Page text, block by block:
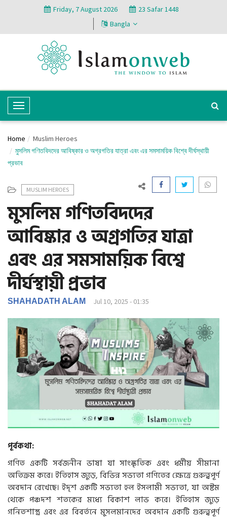
Friday, 7 August 2026
23 Safar 1448
Bangla
T
o
g
l
e
a
v
i
g
a
t
o
n
Home
Muslim Heroes
মুসলিম গণিতবিদদের আবিষ্কার ও অগ্রগতির যাত্রা এবং এর সমসাময়িক বিশ্বে দীর্ঘস্থায়ী
প্রভাব
MUSLIM HEROES
মুসলিম গণিতবিদদের
আবিষ্কার ও অগ্রগতির যাত্রা
এবং এর সমসাময়িক বিশ্বে
দীর্ঘস্থায়ী প্রভাব
SHAHADATH ALAM Jul 10, 2025 - 01:35
পূর্বকথা:
গণিত একটি সর্বজনীন ভাষা যা সাংস্কৃতিক এবং ধর্মীয় সীমানা
অতিক্রম করে। ইতিহাস জুড়ে, বিভিন্ন সভ্যতা গণিতের ক্ষেত্রে গুরুত্বপূর্ণ
অবদান রেখেছে। ইদৃশ একটি সভ্যতা হল ইসলামী সভ্যতা, যা অষ্টম
থেকে পঞ্চদশ শতকের মধ্যে বিকাশ লাভ করে। ইতিহাস জুড়ে
গনিতশাস্ত্র এবং এর বিবর্তনে মুসলমানদের অবদান একটি গুরুত্বপূর্ণ